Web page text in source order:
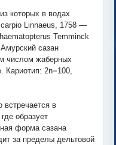
которых в водах
Linnaeus, 1758 —
Temminсk
сазан
числом жаберных
Кариотип: 2n=100,
в
образует
форма сазана
за пределы дельтовой